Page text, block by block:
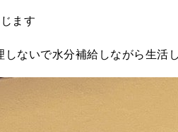
ます
ないで水分補給しながら生活